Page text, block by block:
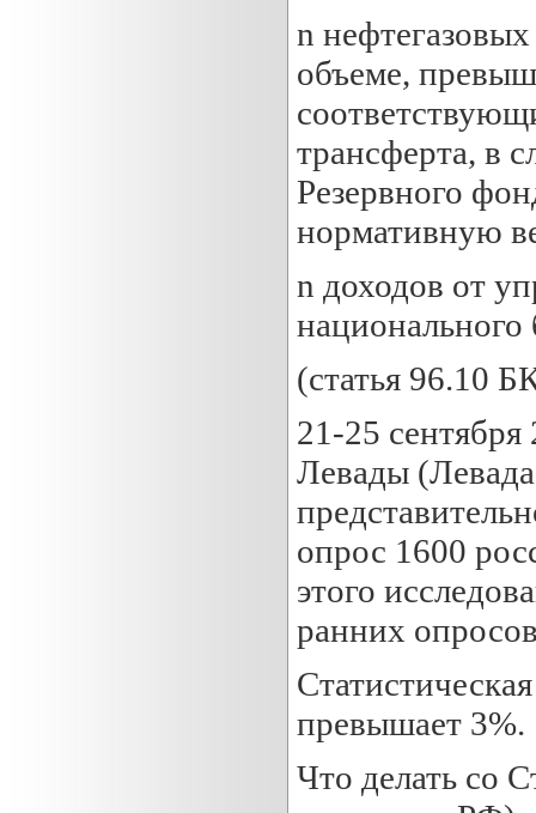
n
объеме,
трансферта, в
Резервного
нормативную
n доходов от
национального
(статья 96.10
21-25
Левады
опрос 1600
этого
ранних
превышает 3%.
Что делать со